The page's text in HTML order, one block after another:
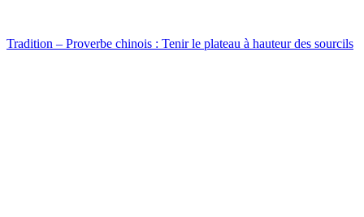
Tradition – Proverbe chinois : Tenir le plateau à hauteur des sourcils